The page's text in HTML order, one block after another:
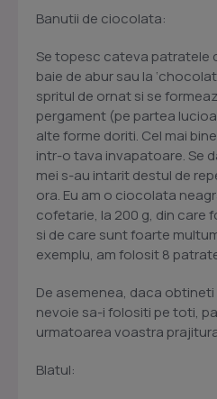
Banutii de ciocolata:
Se topesc cateva patratele
baie de abur sau la
spritul de ornat si se
pergament (pe partea
alte forme doriti. Cel mai
intr-o tava invapatoare. Se
mei s-au intarit destul de
ora. Eu am o ciocolata
cofetarie, la 200 g, din care
si de care sunt foarte
exemplu, am folosit 8
De asemenea, daca
nevoie sa-i folositi pe toti,
urmatoarea voastra
Blatul: